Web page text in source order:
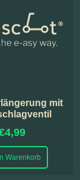
mit
4,99
Warenkorb